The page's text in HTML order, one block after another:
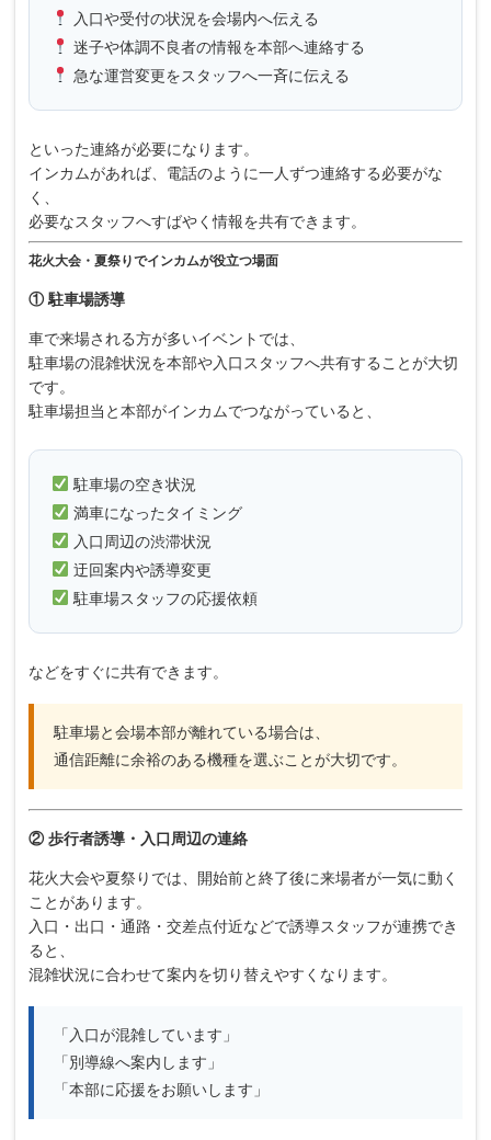
入口や受付の状況を会場内へ伝える
迷子や体調不良者の情報を本部へ連絡する
急な運営変更をスタッフへ一斉に伝える
といった連絡が必要になります。
インカムがあれば、電話のように一人ずつ連絡する必要がな
く、
必要なスタッフへすばやく情報を共有できます。
花火大会・夏祭りでインカムが役立つ場面
① 駐車場誘導
車で来場される方が多いイベントでは、
駐車場の混雑状況を本部や入口スタッフへ共有することが大切
です。
駐車場担当と本部がインカムでつながっていると、
駐車場の空き状況
満車になったタイミング
入口周辺の渋滞状況
迂回案内や誘導変更
駐車場スタッフの応援依頼
などをすぐに共有できます。
駐車場と会場本部が離れている場合は、
通信距離に余裕のある機種を選ぶことが大切です。
② 歩行者誘導・入口周辺の連絡
花火大会や夏祭りでは、開始前と終了後に来場者が一気に動く
ことがあります。
入口・出口・通路・交差点付近などで誘導スタッフが連携でき
ると、
混雑状況に合わせて案内を切り替えやすくなります。
「入口が混雑しています」
「別導線へ案内します」
「本部に応援をお願いします」